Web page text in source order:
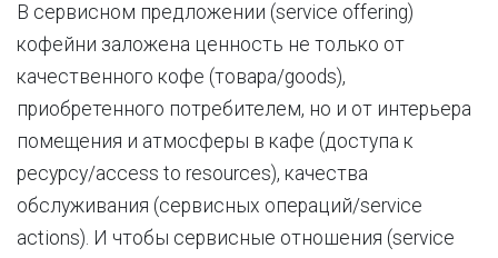
В сервисном предложении (service offering)
кофейни заложена ценность не только от
качественного кофе (товара/goods),
приобретенного потребителем, но и от интерьера
помещения и атмосферы в кафе (доступа к
ресурсу/access to resources), качества
обслуживания (сервисных операций/service
actions). И чтобы сервисные отношения (service